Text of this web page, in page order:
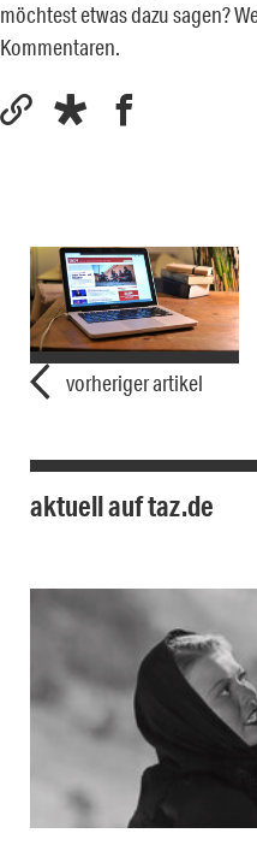
möchtest etwas dazu sagen?
Kommentaren.
vorheriger artikel
aktuell auf taz.de